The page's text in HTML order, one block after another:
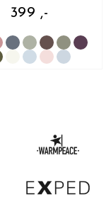
399 ,-